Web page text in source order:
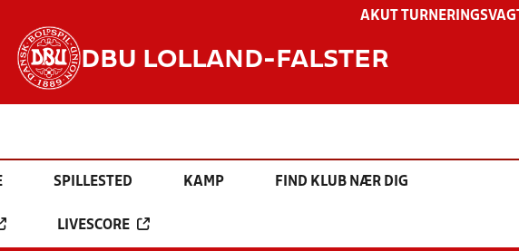
AKUT TURNERINGSVAGT
DBU LOLLAND-FALSTER
SPILLESTED KAMP FIND KLUB NÆR DIG
LIVESCORE